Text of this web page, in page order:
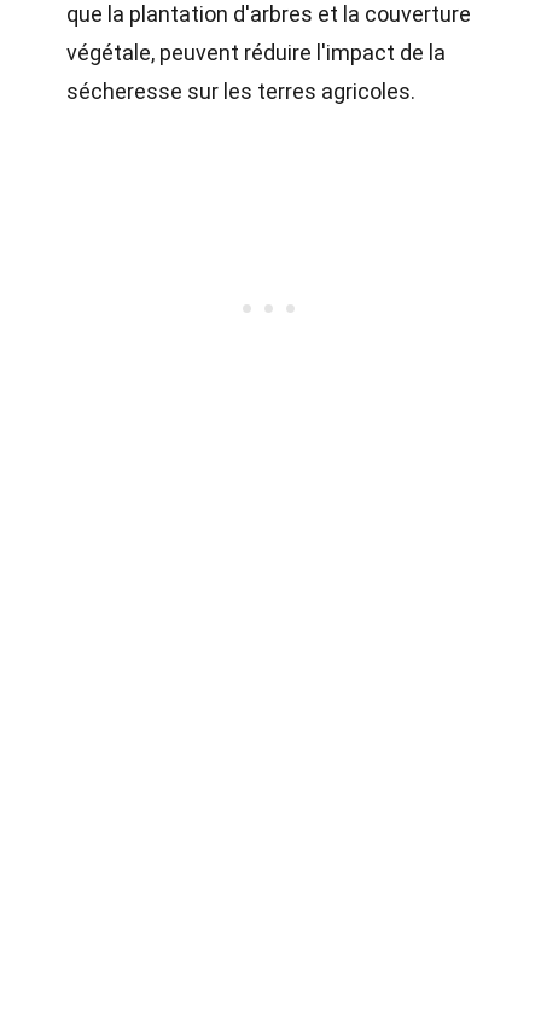
que la plantation d'arbres et la couverture
végétale, peuvent réduire l'impact de la
sécheresse sur les terres agricoles.